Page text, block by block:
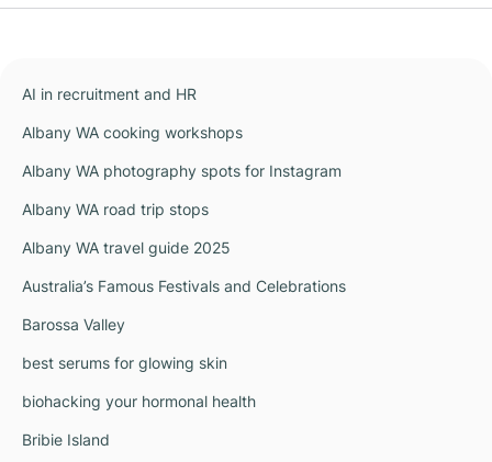
AI in recruitment and HR
Albany WA cooking workshops
Albany WA photography spots for Instagram
Albany WA road trip stops
Albany WA travel guide 2025
Australia’s Famous Festivals and Celebrations
Barossa Valley
best serums for glowing skin
biohacking your hormonal health
Bribie Island